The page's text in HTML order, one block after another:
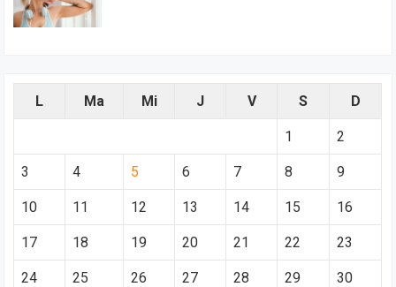
L Ma Mi J V S D
1 2
3 4 5 6 7 8 9
10 11 12 13 14 15 16
17 18 19 20 21 22 23
24 25 26 27 28 29 30